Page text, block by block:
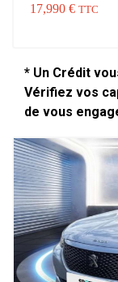
17,990 € TTC
* Un Crédit
Vérifiez vos
de vous